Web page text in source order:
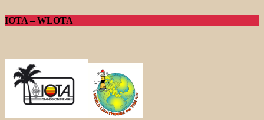
IOTA – WLOTA